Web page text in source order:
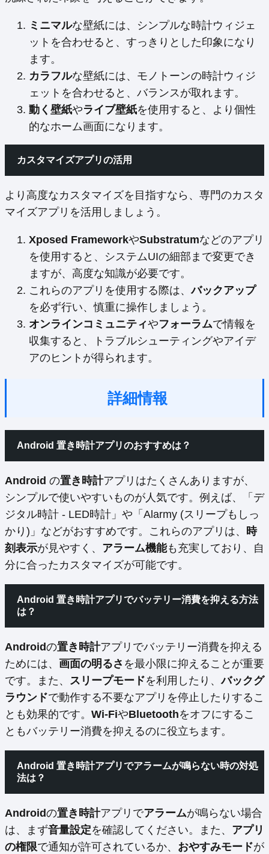
ミニマルな壁紙には、シンプルな時計ウィジェ
ットを合わせると、すっきりとした印象になり
ます。
カラフルな壁紙には、モノトーンの時計ウィジ
ェットを合わせると、バランスが取れます。
動く壁紙やライブ壁紙を使用すると、より個性
的なホーム画面になります。
カスタマイズアプリの活用
より高度なカスタマイズを目指すなら、専門のカスタ
マイズアプリを活用しましょう。
Xposed FrameworkやSubstratumなどのアプリ
を使用すると、システムUIの細部まで変更でき
ますが、高度な知識が必要です。
これらのアプリを使用する際は、バックアップ
を必ず行い、慎重に操作しましょう。
オンラインコミュニティやフォーラムで情報を
収集すると、トラブルシューティングやアイデ
アのヒントが得られます。
詳細情報
Android 置き時計アプリのおすすめは？
Android の置き時計アプリはたくさんありますが、
シンプルで使いやすいものが人気です。例えば、「デ
ジタル時計 - LED時計」や「Alarmy (スリープもしっ
かり)」などがおすすめです。これらのアプリは、
時
刻表示が見やすく、 アラーム機能も充実しており、自
分に合ったカスタマイズが可能です。
Android 置き時計アプリでバッテリー消費を抑える方法
は？
Androidの置き時計アプリでバッテリー消費を抑える
ためには、 画面の明るさ を最小限に抑えることが重要
です。また、 スリープモードを利用したり、バックグ
ラウンドで動作する不要なアプリを停止したりするこ
とも効果的です。 Wi-FiやBluetoothをオフにするこ
ともバッテリー消費を抑えるのに役立ちます。
Android 置き時計アプリでアラームが鳴らない時の対処
法は？
Androidの置き時計アプリでアラームが鳴らない場合
は、まず音量設定を確認してください。また、 アプリ
の権限で通知が許可されているか、 おやすみモードが